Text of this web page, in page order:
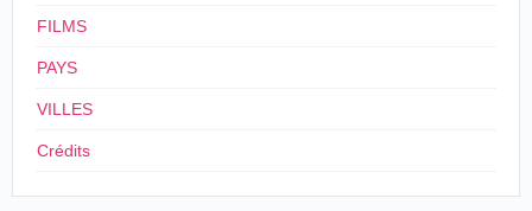
FILMS
PAYS
VILLES
Crédits